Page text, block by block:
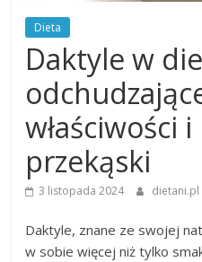
Dieta
Daktyle w
właściwości
przekąski
3 listopada 2024 dietani.pl
Daktyle, znane ze swojej
w sobie więcej niż tylko